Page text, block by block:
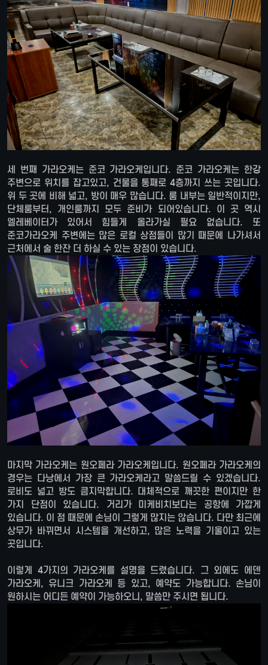
세 번째 가라오케는 준코 가라오케입니다. 준코 가라오케는 한강
주변으로 위치를 잡고있고, 건물을 통째로 4층까지 쓰는 곳입니다.
위 두 곳에 비해 넓고, 방이 매우 많습니다. 룸 내부는 일반적이지만,
단체룸부터, 개인룸까지 모두 준비가 되어있습니다. 이 곳 역시
엘레베이터가 있어서 힘들게 올라가실 필요 없습니다. 또
준코가라오케 주변에는 많은 로컬 상점들이 많기 때문에 나가셔서
근처에서 술 한잔 더 하실 수 있는 장점이 있습니다.
마지막 가라오케는 원오페라 가라오케입니다. 원오페라 가라오케의
경우는 다낭에서 가장 큰 가라오케라고 말씀드릴 수 있겠습니다.
로비도 넓고 방도 큼지막합니다. 대체적으로 깨끗한 편이지만 한
가지 단점이 있습니다. 거리가 미케비치보다는 공항에 가깝게
있습니다. 이 점 때문에 손님이 그렇게 많지는 않습니다. 다만 최근에
상무가 바뀌면서 시스템을 개선하고, 많은 노력을 기울이고 있는
곳입니다.
이렇게 4가지의 가라오케를 설명을 드렸습니다. 그 외에도 에덴
가라오케, 유니크 가라오케 등 있고, 예약도 가능합니다. 손님이
원하시는 어디든 예약이 가능하오니, 말씀만 주시면 됩니다.